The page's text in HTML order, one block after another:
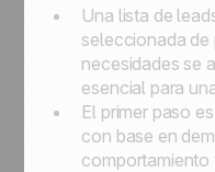
Una lista de
seleccionada
necesidades se
esencial para
El primer paso
con base en
comportamiento